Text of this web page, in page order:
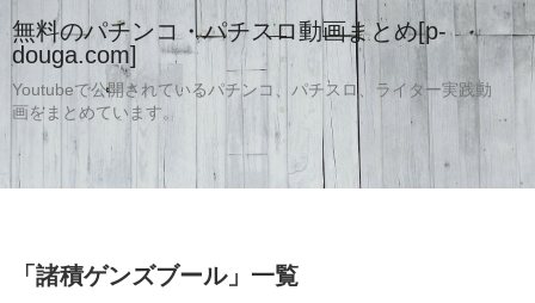
無料のパチンコ・パチスロ動画まとめ[p-
douga.com]
Youtubeで公開されているパチンコ、パチスロ、ライター実践動
画をまとめています。
「 諸積ゲンズブール」 一覧